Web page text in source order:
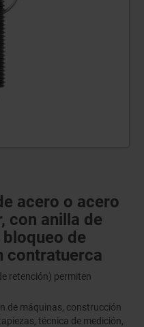
acero o acero
con anilla de
de
contratuerca
retención) permiten
de máquinas, construcción
técnica de medición,